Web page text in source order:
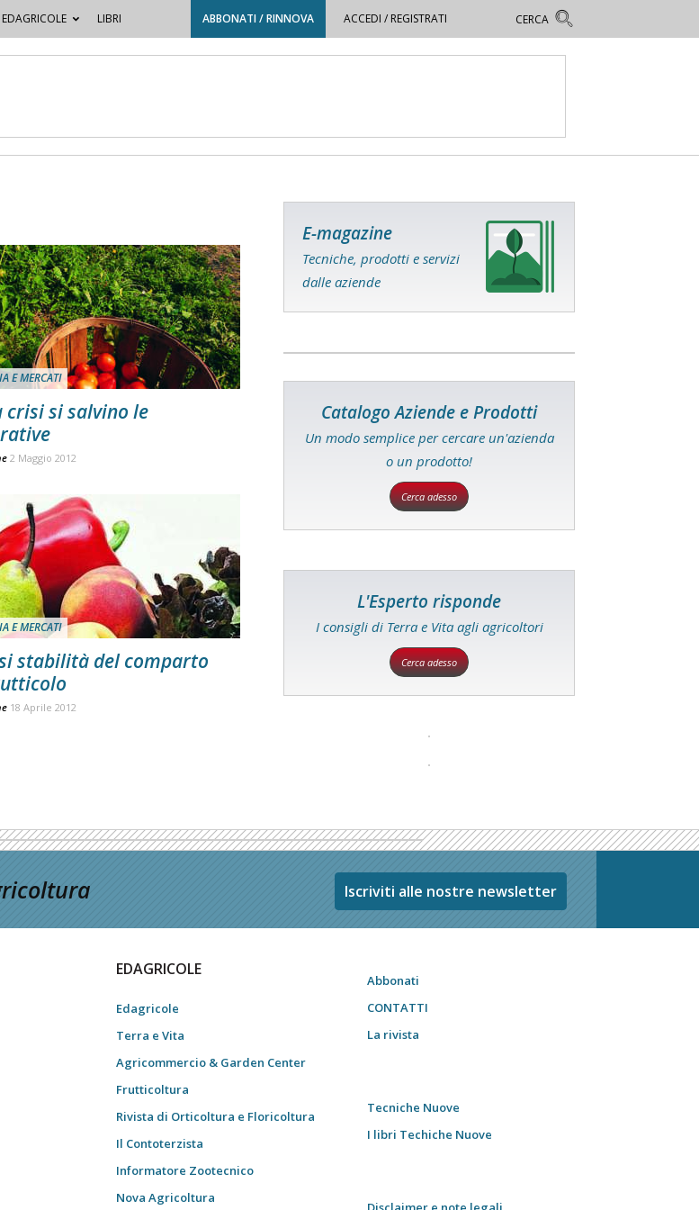
EDAGRICOLE LIBRI ABBONATI / RINNOVA ACCEDI / REGISTRATI
E MERCATI
crisi si salvino le
2 Maggio 2012
E MERCATI
stabilità del comparto
18 Aprile 2012
E-magazine
Tecniche, prodotti e servizi
dalle aziende
Catalogo Aziende e Prodotti
Un modo semplice per cercare un'azienda
o un prodotto!
Cerca adesso
L'Esperto risponde
I consigli di Terra e Vita agli agricoltori
Cerca adesso
Iscriviti alle nostre newsletter
EDAGRICOLE
Edagricole
Terra e Vita
Agricommercio & Garden Center
Frutticoltura
Rivista di Orticoltura e Floricoltura
Il Contoterzista
Informatore Zootecnico
Nova Agricoltura
Abbonati
CONTATTI
La rivista
Tecniche Nuove
I libri Techiche Nuove